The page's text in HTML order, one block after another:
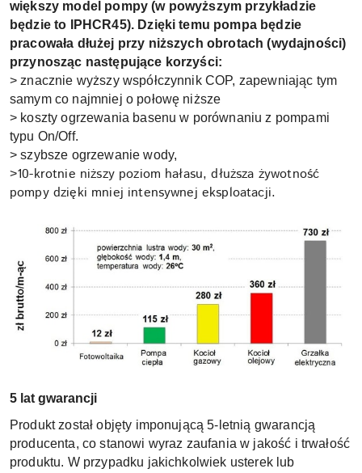
większy model pompy (w powyższym przykładzie
będzie to IPHCR45). Dzięki temu pompa będzie
pracowała dłużej przy niższych obrotach (wydajności)
przynosząc następujące korzyści:
> znacznie wyższy współczynnik COP, zapewniając tym
samym co najmniej o połowę niższe
> koszty ogrzewania basenu w porównaniu z pompami
typu On/Off.
> szybsze ogrzewanie wody,
>10-krotnie niższy poziom hałasu, dłuższa żywotność
pompy dzięki mniej intensywnej eksploatacji.
5 lat gwarancji
Produkt został objęty imponującą 5-letnią gwarancją
producenta, co stanowi wyraz zaufania w jakość i trwałość
produktu. W przypadku jakichkolwiek usterek lub